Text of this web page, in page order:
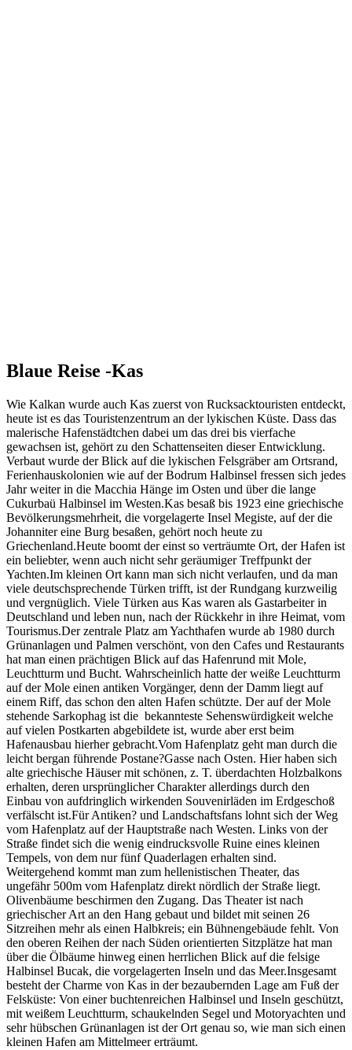
Blaue Reise -Kas
Wie Kalkan wurde auch Kas zuerst von Rucksacktouristen entdeckt,
heute ist es das Touristenzentrum an der lykischen Küste. Dass das
malerische Hafenstädtchen dabei um das drei bis vierfache
gewachsen ist, gehört zu den Schattenseiten dieser Entwicklung.
Verbaut wurde der Blick auf die lykischen Felsgräber am Ortsrand,
Ferienhauskolonien wie auf der Bodrum Halbinsel fressen sich jedes
Jahr weiter in die Macchia Hänge im Osten und über die lange
Cukurbaü Halbinsel im Westen.Kas besaß bis 1923 eine griechische
Bevölkerungsmehrheit, die vorgelagerte Insel Megiste, auf der die
Johanniter eine Burg besaßen, gehört noch heute zu
Griechenland.Heute boomt der einst so verträumte Ort, der Hafen ist
ein beliebter, wenn auch nicht sehr geräumiger Treffpunkt der
Yachten.Im kleinen Ort kann man sich nicht verlaufen, und da man
viele deutschsprechende Türken trifft, ist der Rundgang kurzweilig
und vergnüglich. Viele Türken aus Kas waren als Gastarbeiter in
Deutschland und leben nun, nach der Rückkehr in ihre Heimat, vom
Tourismus.Der zentrale Platz am Yachthafen wurde ab 1980 durch
Grünanlagen und Palmen verschönt, von den Cafes und Restaurants
hat man einen prächtigen Blick auf das Hafenrund mit Mole,
Leuchtturm und Bucht. Wahrscheinlich hatte der weiße Leuchtturm
auf der Mole einen antiken Vorgänger, denn der Damm liegt auf
einem Riff, das schon den alten Hafen schützte. Der auf der Mole
stehende Sarkophag ist die bekannteste Sehenswürdigkeit welche
auf vielen Postkarten abgebildete ist, wurde aber erst beim
Hafenausbau hierher gebracht.Vom Hafenplatz geht man durch die
leicht bergan führende Postane?Gasse nach Osten. Hier haben sich
alte griechische Häuser mit schönen, z. T. überdachten Holzbalkons
erhalten, deren ursprünglicher Charakter allerdings durch den
Einbau von aufdringlich wirkenden Souvenirläden im Erdgeschoß
verfälscht ist.Für Antiken? und Landschaftsfans lohnt sich der Weg
vom Hafenplatz auf der Hauptstraße nach Westen. Links von der
Straße findet sich die wenig eindrucksvolle Ruine eines kleinen
Tempels, von dem nur fünf Quaderlagen erhalten sind.
Weitergehend kommt man zum hellenistischen Theater, das
ungefähr 500m vom Hafenplatz direkt nördlich der Straße liegt.
Olivenbäume beschirmen den Zugang. Das Theater ist nach
griechischer Art an den Hang gebaut und bildet mit seinen 26
Sitzreihen mehr als einen Halbkreis; ein Bühnengebäude fehlt. Von
den oberen Reihen der nach Süden orientierten Sitzplätze hat man
über die Ölbäume hinweg einen herrlichen Blick auf die felsige
Halbinsel Bucak, die vorgelagerten Inseln und das Meer.Insgesamt
besteht der Charme von Kas in der bezaubernden Lage am Fuß der
Felsküste: Von einer buchtenreichen Halbinsel und Inseln geschützt,
mit weißem Leuchtturm, schaukelnden Segel und Motoryachten und
sehr hübschen Grünanlagen ist der Ort genau so, wie man sich einen
kleinen Hafen am Mittelmeer erträumt.